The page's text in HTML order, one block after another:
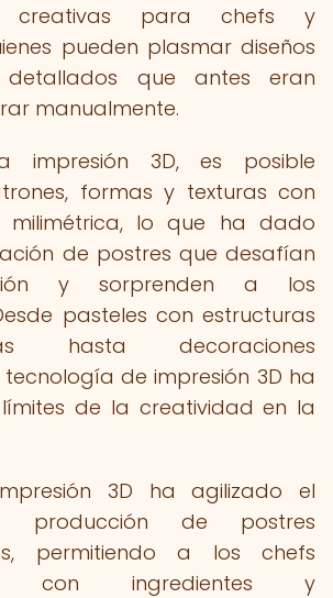
creativas para chefs y
pueden plasmar diseños
que antes eran
manualmente.
impresión 3D, es posible
formas y texturas con
milimétrica, lo que ha dado
de postres que desafían
y sorprenden a los
pasteles con estructuras
hasta decoraciones
de impresión 3D ha
de la creatividad en la
3D ha agilizado el
producción de postres
permitiendo a los chefs
con ingredientes y